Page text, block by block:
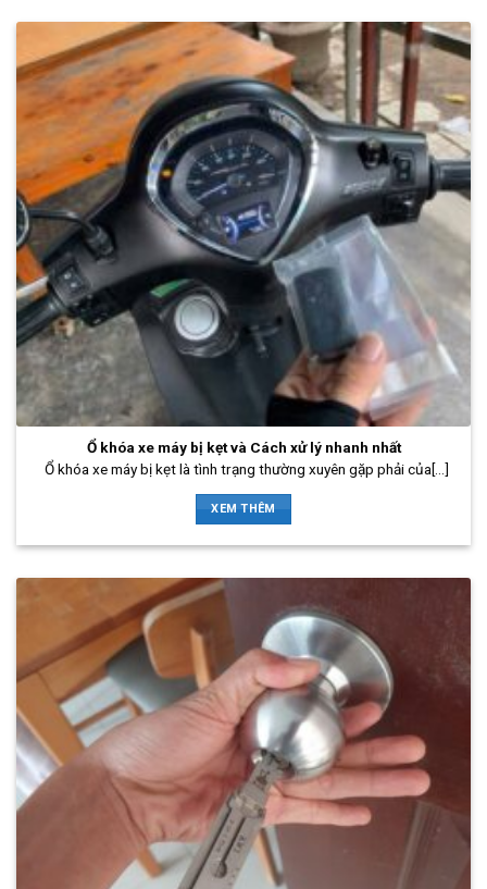
Ổ khóa xe máy bị kẹt và Cách xử lý nhanh nhất
Ổ khóa xe máy bị kẹt là tình trạng thường xuyên gặp phải của[...]
XEM THÊM